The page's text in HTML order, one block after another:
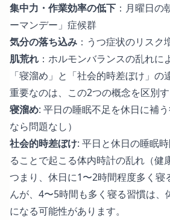
集中力・作業効率の低下 ：月曜日
ーマンデー」症候群
気分の落ち込み ：うつ症状のリスク
肌荒れ ：ホルモンバランスの乱れに
「寝溜め」と「社会的時差ぼけ」の
重要なのは、この2つの概念を区別す
寝溜め: 平日の睡眠不足を休日に補
なら問題なし）
社会的時差ぼけ: 平日と休日の睡眠
ることで起こる体内時計の乱れ（健
つまり、休日に1〜2時間程度多く寝
んが、4〜5時間も多く寝る習慣は、
になる可能性があります。